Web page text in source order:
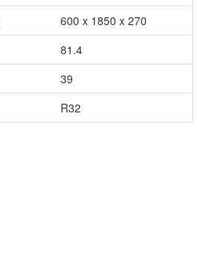
600 x 1850 x 270
81.4
39
R32